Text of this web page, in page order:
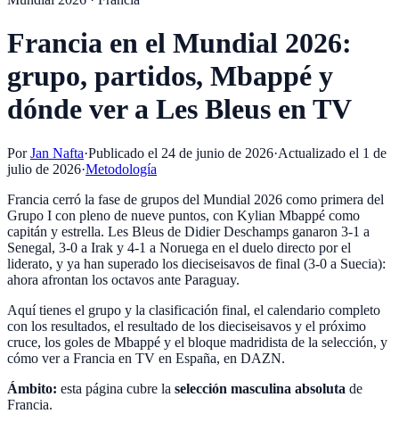
Francia en el Mundial 2026:
grupo, partidos, Mbappé y
dónde ver a Les Bleus en TV
Por Jan Nafta·Publicado el 24 de junio de 2026·Actualizado el 1 de
julio de 2026·Metodología
Francia cerró la fase de grupos del Mundial 2026 como primera del
Grupo I con pleno de nueve puntos, con Kylian Mbappé como
capitán y estrella. Les Bleus de Didier Deschamps ganaron 3-1 a
Senegal, 3-0 a Irak y 4-1 a Noruega en el duelo directo por el
liderato, y ya han superado los dieciseisavos de final (3-0 a Suecia):
ahora afrontan los octavos ante Paraguay.
Aquí tienes el grupo y la clasificación final, el calendario completo
con los resultados, el resultado de los dieciseisavos y el próximo
cruce, los goles de Mbappé y el bloque madridista de la selección, y
cómo ver a Francia en TV en España, en DAZN.
Ámbito: esta página cubre la selección masculina absoluta de
Francia.